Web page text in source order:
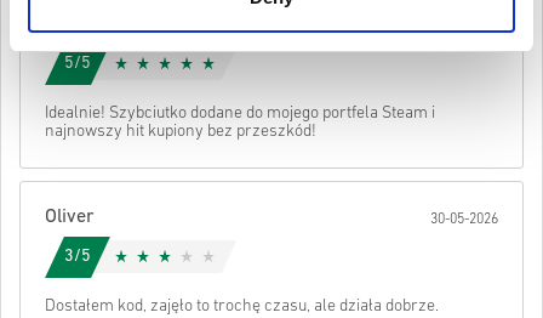
Obejrzyj krótki poradnik powyżej lub wykonaj poniższe kroki 👇
• Wpisz swój adres e-mail
• Wybierz preferowaną metodę płatności
kodu.
Zawartość do pobrania lub produkty DLC — aby zagrać w
to rozszerzenie, musisz mieć oryginalną grę.
W przypadku niektórych produktów możesz otrzymać
więcej niż jeden kod.
Anuluj
5/5
Idealnie! Szybciutko dodane do mojego portfela Steam i
najnowszy hit kupiony bez przeszkód!
Oliver 30-05-2026
3/5
Dostałem kod, zajęło to trochę czasu, ale działa dobrze.